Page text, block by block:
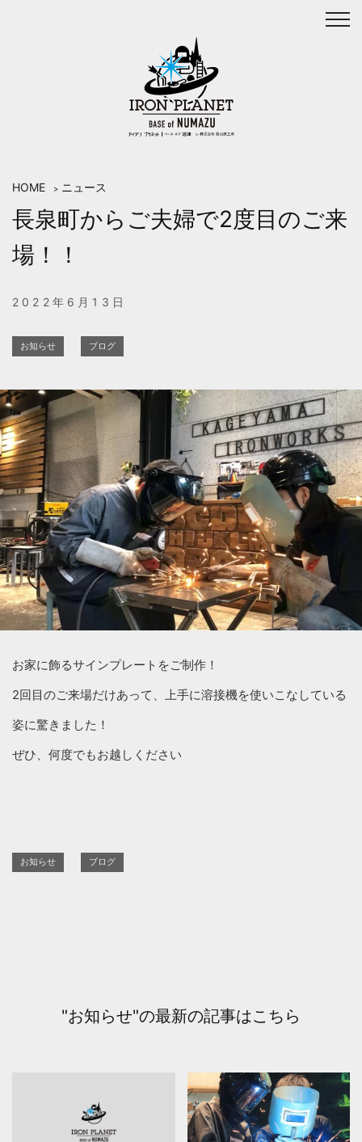
HOME > ニュース
長泉町からご夫婦で2度目のご来
場！！
2022年6月13日
お知らせ ブログ
お家に飾るサインプレートをご制作！
2回目のご来場だけあって、上手に溶接機を使いこなしている
姿に驚きました！
ぜひ、何度でもお越しください
お知らせ ブログ
"お知らせ"の最新の記事はこちら